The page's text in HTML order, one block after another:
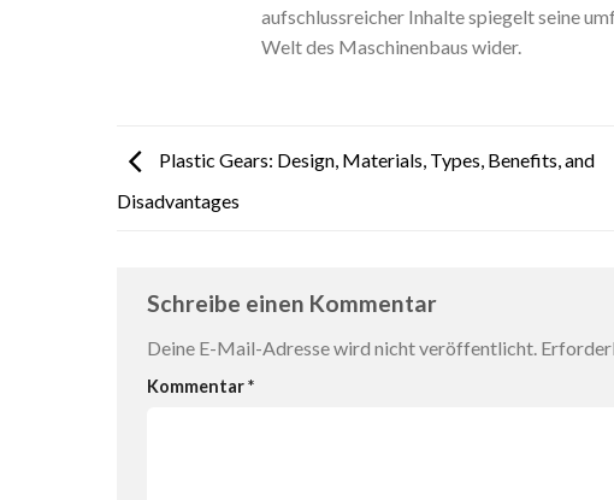
aufschlussreicher Inhalte spiegelt seine
Welt des Maschinenbaus wider.
Plastic Gears: Design, Materials, Types, Benefits, and
Disadvantages
Schreibe einen Kommentar
Deine E-Mail-Adresse wird nicht veröffentlicht.
Kommentar*